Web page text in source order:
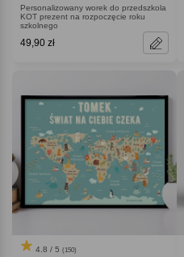
Personalizowany worek do przedszkola
KOT prezent na rozpoczęcie roku
szkolnego
49,90 zł
4.8 / 5 (150)